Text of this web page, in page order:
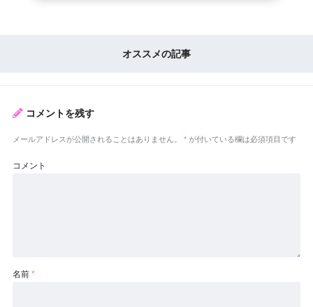
オススメの記事
コメントを残す
メールアドレスが公開されることはありません。 * が付いている欄は必須項目です
コメント
名前 *